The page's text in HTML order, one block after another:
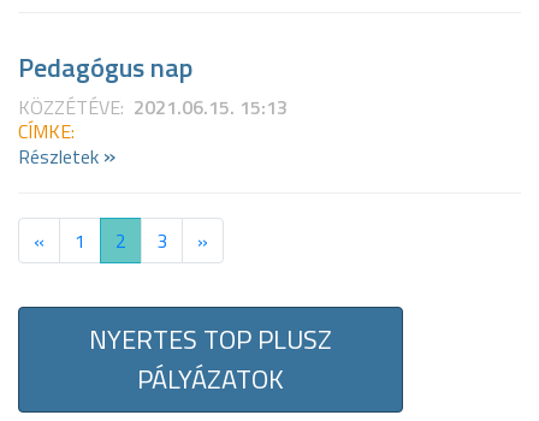
Pedagógus nap
KÖZZÉTÉVE: 2021.06.15. 15:13
CÍMKE:
Részletek »
« 1 2 3 »
NYERTES TOP PLUSZ
PÁLYÁZATOK